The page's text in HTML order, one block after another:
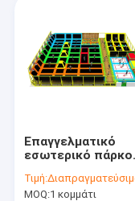
Επαγγελματικό
εσωτερικό πάρκο
Pvc Pp Nylon
Τιμή:
MOQ:1 κομμάτι